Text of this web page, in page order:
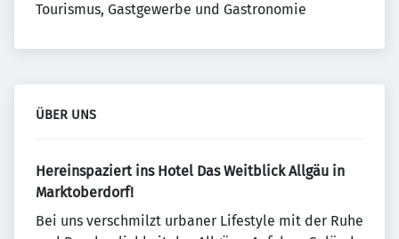
Tourismus, Gastgewerbe und Gastronomie
ÜBER UNS
Hereinspaziert ins Hotel Das Weitblick Allgäu in
Marktoberdorf!
Bei uns verschmilzt urbaner Lifestyle mit der Ruhe